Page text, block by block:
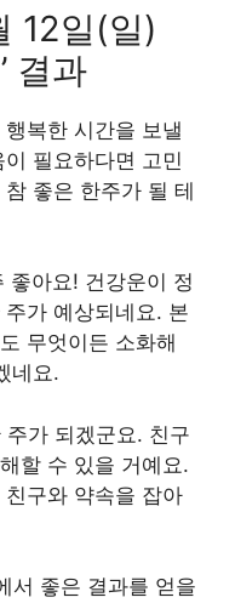
12일(일)
결과
복한 시간을 보낼
필요하다면 고민
좋은 한주가 될 테
좋아요! 건강운이 정
가 예상되네요. 본
무엇이든 소화해
네요.
가 되겠군요. 친구
할 수 있을 거예요.
구와 약속을 잡아
서 좋은 결과를 얻을